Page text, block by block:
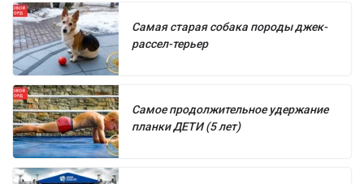
Самая старая собака породы джек-
рассел-терьер
Самое продолжительное удержание
планки ДЕТИ (5 лет)